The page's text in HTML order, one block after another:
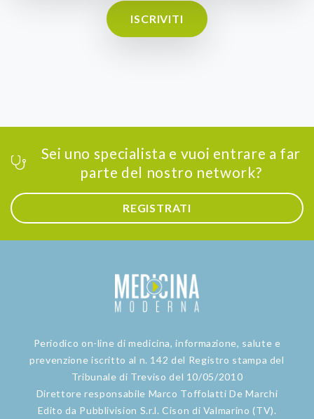
ISCRIVITI
Sei uno specialista e vuoi entrare a far
parte del nostro network?
REGISTRATI
Periodico on-line di medicina, informazione, salute e
prevenzione iscritto al n. 142 del Registro stampa del
Tribunale di Treviso del 10/05/2010
Direttore responsabile Marco Toffolatti De Marchi
Edito da Pubblivision S.r.l. Cison di Valmarino (TV).